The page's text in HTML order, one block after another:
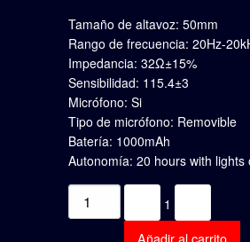
Tamaño de altavoz: 50mm
Rango de frecuencia: 20Hz-
Impedancia: 32Ω±15%
Sensibilidad: 115.4±3
Micrófono: Si
Tipo de micrófono: Removible
Batería: 1000mAh
Autonomía: 20 hours with
Quantity
1
Añadir al carrito